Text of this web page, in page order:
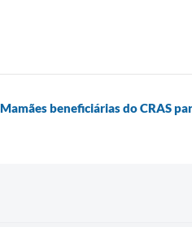
Mamães beneficiárias do CRAS